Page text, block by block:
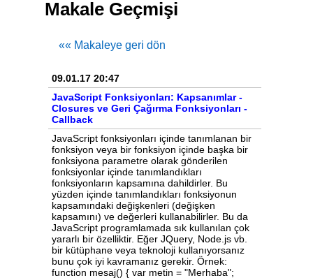
Makale Geçmişi
«« Makaleye geri dön
09.01.17 20:47
JavaScript Fonksiyonları: Kapsanımlar -
Closures ve Geri Çağırma Fonksiyonları -
Callback
JavaScript fonksiyonları içinde tanımlanan bir
fonksiyon veya bir fonksiyon içinde başka bir
fonksiyona parametre olarak gönderilen
fonksiyonlar içinde tanımlandıkları
fonksiyonların kapsamına dahildirler. Bu
yüzden içinde tanımlandıkları fonksiyonun
kapsamındaki değişkenleri (değişken
kapsamını) ve değerleri kullanabilirler. Bu da
JavaScript programlamada sık kullanılan çok
yararlı bir özelliktir. Eğer JQuery, Node.js vb.
bir kütüphane veya teknoloji kullanıyorsanız
bunu çok iyi kavramanız gerekir. Örnek:
function mesaj() { var metin = "Merhaba";